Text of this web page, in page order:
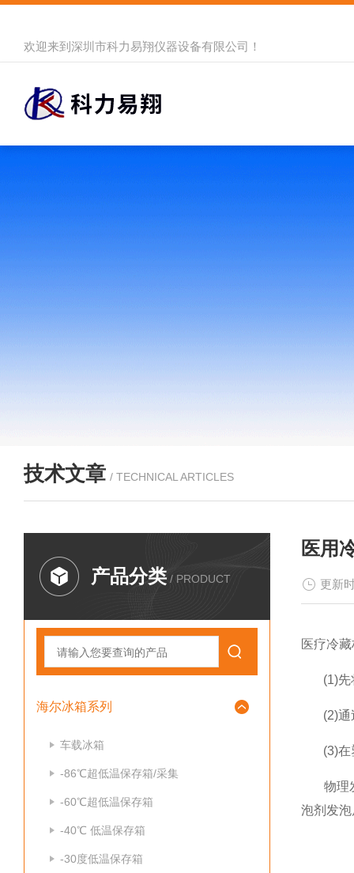
欢迎来到 深圳市科力易翔仪器设备有限公司 ！
技术文章 / TECHNICAL ARTICLES
产品分类 / PRODUCT
海尔冰箱系列
车载冰箱
-86℃超低温保存箱/采集
-60℃超低温保存箱
-40℃ 低温保存箱
-30度低温保存箱
医用
更新
医疗冷
(1)先将
(2)通过
(3)在塑
物理发
泡剂发